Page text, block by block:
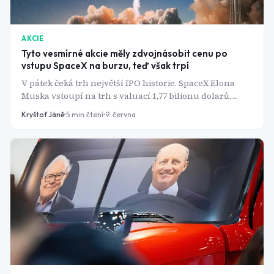
AKCIE
Tyto vesmírné akcie měly zdvojnásobit cenu po
vstupu SpaceX na burzu, teď však trpí
V pátek čeká trh největší IPO historie. SpaceX Elona
Muska vstoupí na trh s valuací 1,77 bilionu dolarů.
Investoři však v posledních týdnech, kdy se o IPO
začalo mluvit, vsadili na "vedlejší" vesmírné firmy tak,
Realita posledních dní však významnou číst těchto
zisků bere s sebou.
Kryštof Jáně 5 min čtení 9. června